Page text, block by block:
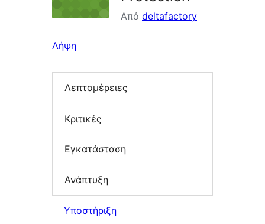
Από deltafactory
Λήψη
Λεπτομέρειες
Κριτικές
Εγκατάσταση
Ανάπτυξη
Υποστήριξη